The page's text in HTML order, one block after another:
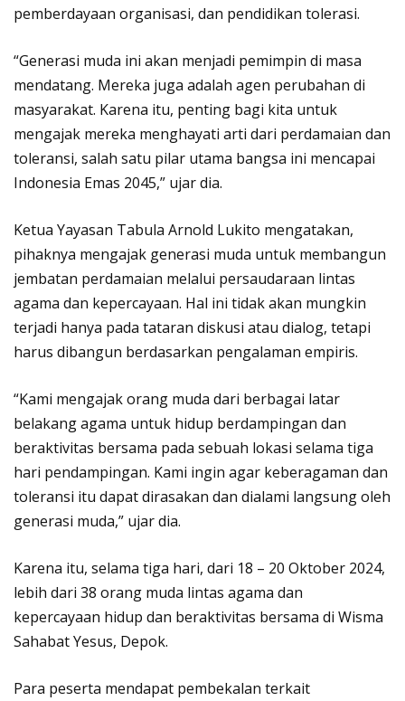
pemberdayaan organisasi, dan pendidikan tolerasi.
“Generasi muda ini akan menjadi pemimpin di masa
mendatang. Mereka juga adalah agen perubahan di
masyarakat. Karena itu, penting bagi kita untuk
mengajak mereka menghayati arti dari perdamaian dan
toleransi, salah satu pilar utama bangsa ini mencapai
Indonesia Emas 2045,” ujar dia.
Ketua Yayasan Tabula Arnold Lukito mengatakan,
pihaknya mengajak generasi muda untuk membangun
jembatan perdamaian melalui persaudaraan lintas
agama dan kepercayaan. Hal ini tidak akan mungkin
terjadi hanya pada tataran diskusi atau dialog, tetapi
harus dibangun berdasarkan pengalaman empiris.
“Kami mengajak orang muda dari berbagai latar
belakang agama untuk hidup berdampingan dan
beraktivitas bersama pada sebuah lokasi selama tiga
hari pendampingan. Kami ingin agar keberagaman dan
toleransi itu dapat dirasakan dan dialami langsung oleh
generasi muda,” ujar dia.
Karena itu, selama tiga hari, dari 18 – 20 Oktober 2024,
lebih dari 38 orang muda lintas agama dan
kepercayaan hidup dan beraktivitas bersama di Wisma
Sahabat Yesus, Depok.
Para peserta mendapat pembekalan terkait